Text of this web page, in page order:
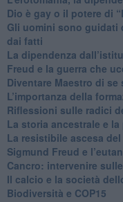
​Dio è gay o il potere di
​Gli uomini sono guidati
dai fatti
La dipendenza
​Freud e la guerra che
​Diventare Maestro di
L’importanza della
Riflessioni sulle radici
​La storia ancestrale e
​La resistibile ascesa
Sigmund Freud e
Cancro: intervenire
​Il calcio e la società
Biodiversità e COP15